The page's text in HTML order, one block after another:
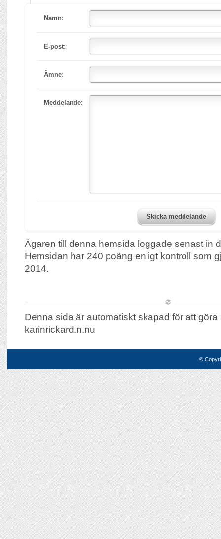
Namn:
E-post:
Ämne:
Meddelande:
Skicka meddelande
Ägaren till denna hemsida loggade senast in
Hemsidan har 240 poäng enligt kontroll som
2014.
Denna sida är automatiskt skapad för att göra
karinrickard.n.nu
©